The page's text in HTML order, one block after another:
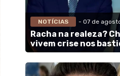
NOTÍCIAS - 07 de
Racha na realeza?
vivem crise nos